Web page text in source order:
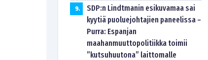
9.
SDP:n Lindtmanin esikuvamaa sai
kyytiä puoluejohtajien paneelissa –
Purra: Espanjan
maahanmuuttopolitiikka toimii
”kutsuhuutona” laittomalle